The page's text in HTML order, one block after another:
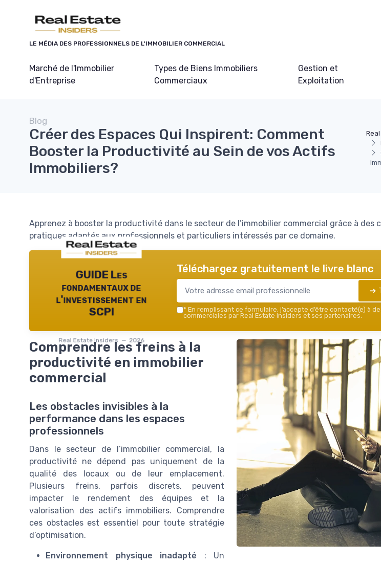
LE MÉDIA DES PROFESSIONNELS DE L'IMMOBILIER COMMERCIAL
Marché de l'Immobilier
d'Entreprise
Types de Biens Immobiliers
Commerciaux
Gestion et
Exploitation
Blog
Créer des Espaces Qui Inspirent: Comment
Booster la Productivité au Sein de vos Actifs
Immobiliers?
Apprenez à booster la productivité dans le secteur de l’immobilier commercial grâce à des
pratiques adaptés aux professionnels et particuliers intéressés par ce domaine.
GUIDE Les
fondamentaux de
l'investissement en
SCPI
Real Estate Insiders — 2026
Téléchargez gratuitement le livre blanc
➔
* En remplissant ce formulaire, j’accepte d’être contacté(e) à
commerciales par Real Estate Insiders et ses partenaires.
Comprendre les freins à la
productivité en immobilier
commercial
Les obstacles invisibles à la
performance dans les espaces
professionnels
Dans le secteur de l’immobilier commercial, la
productivité ne dépend pas uniquement de la
qualité des locaux ou de leur emplacement.
Plusieurs freins, parfois discrets, peuvent
impacter le rendement des équipes et la
valorisation des actifs immobiliers. Comprendre
ces obstacles est essentiel pour toute stratégie
d’optimisation.
Environnement physique inadapté : Un